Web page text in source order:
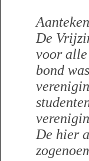
De
voor
bond
De hier